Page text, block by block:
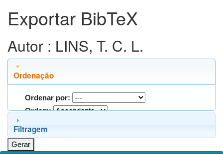
Exportar BibTeX
Autor : LINS, T. C. L.
Ordenação
Ordenar por:
Ordem:
Filtragem